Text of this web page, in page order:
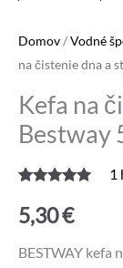
Domov/Vodné
na čistenie dna a
Kefa na
Bestway
5.00z 5 na
základe
recenzie
1
5,30€
BESTWAY kefa